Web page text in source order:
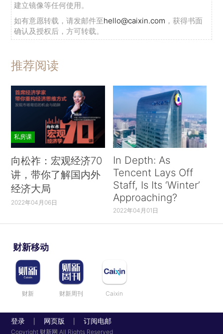
建立镜像等任何使用。
如有意愿转载，请发邮件至hello@caixin.com ，获得书面
确认及授权后，方可转载。
推荐阅读
私房课
向松祚：宏观经济70
讲，带你了解国内外
经济大局
2022年04月06日
In Depth: As
Tencent Lays Off
Staff, Is Its ‘Winter’
Approaching?
2022年04月01日
财新移动
财新 财新周刊 Caixin
登录 网页版 订阅电邮
Copyright 财新网 All Rights Reserved